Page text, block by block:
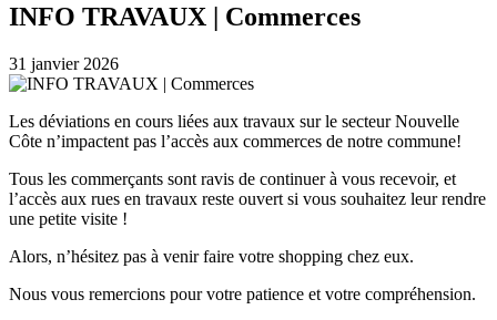
INFO TRAVAUX | Commerces
31 janvier 2026
Les déviations en cours liées aux travaux sur le secteur Nouvelle
Côte n’impactent pas l’accès aux commerces de notre commune!
Tous les commerçants sont ravis de continuer à vous recevoir, et
l’accès aux rues en travaux reste ouvert si vous souhaitez leur rendre
une petite visite !
Alors, n’hésitez pas à venir faire votre shopping chez eux.
Nous vous remercions pour votre patience et votre compréhension.